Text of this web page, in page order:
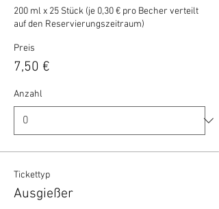
200 ml x 25 Stück (je 0,30 € pro Becher verteilt
auf den Reservierungszeitraum)
Preis
7,50 €
Anzahl
Tickettyp
Ausgießer